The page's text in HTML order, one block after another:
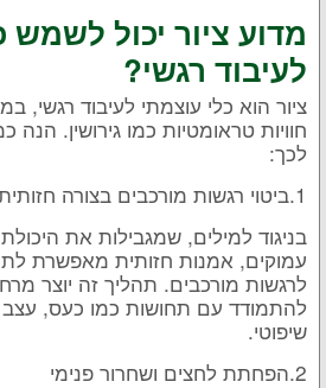
מדוע ציור יכול לשמש
לעיבוד רגשי?
ציור הוא כלי עוצמתי לעיבוד רגשי,
חוויות טראומטיות כמו גירושין. הנה
לכך:
1.ביטוי רגשות מורכבים בצורה חזותית
בניגוד למילים, שמגבילות את
עמוקים, אמנות חזותית מאפשרת
לרגשות מורכבים. תהליך זה יוצר
להתמודד עם תחושות כמו כעס, עצב
שיפוטי.
2.הפחתת לחצים ושחרור פנימי